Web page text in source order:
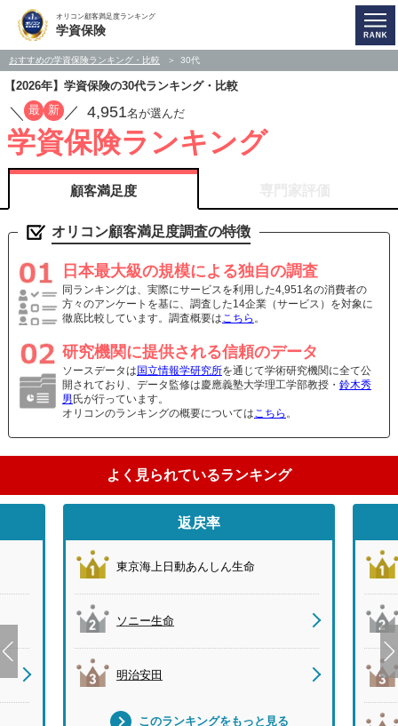
オリコン顧客満足度ランキング
学資保険
おすすめの学資保険ランキング・比較 30代
【2026年】学資保険の30代ランキング・比較
／ 最 新 ／ 4,951名が選んだ
学資保険ランキング
顧客満足度
オリコン顧客満足度調査の特徴
日本最大級の規模による独自の調査
同ランキングは、実際にサービスを利用した4,951名の消費者の
方々のアンケートを基に、調査した14企業（サービス）を対象に
徹底比較しています。調査概要はこちら 。
研究機関に提供される信頼のデータ
ソースデータは国立情報学研究所を通じて学術研究機関に全て公
開されており、データ監修は慶應義塾大学理工学部教授・ 鈴木秀
男氏が行っています。
オリコンのランキングの概要については こちら 。
よく見られているランキング
返戻率
東京海上日動あんしん生命
ソニー生命
明治安田
このランキングをもっと見る